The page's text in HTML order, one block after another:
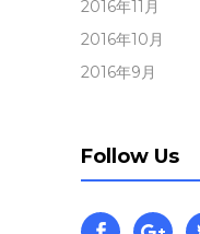
2016年11月
2016年10月
2016年9月
Follow Us